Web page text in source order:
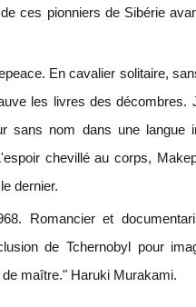
ces pionniers de Sibérie
En cavalier solitaire,
les livres des décombres.
sans nom dans une langue
chevillé au corps,
dernier.
Romancier et
de Tchernobyl pour
maître." Haruki Murakami.